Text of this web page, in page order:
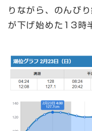
りながら、のんび
が下げ始めた13時